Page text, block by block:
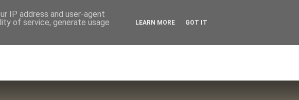
RISTORANTE COOPERATIVO, ZURIGO
IP address and user-agent
of service, generate usage
LEARN MORE GOT IT